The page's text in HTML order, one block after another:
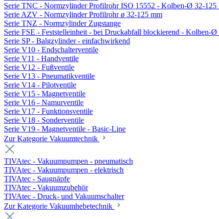
Serie TNC - Normzylinder Profilrohr ISO 15552 - Kolben-Ø 32-125
Serie AZV - Normzylinder Profilrohr ø 32-125 mm
Serie TNZ - Normzylinder Zugstange
Serie FSE - Feststelleinheit - bei Druckabfall blockierend - Kolben-Ø
Serie SP - Balgzylinder - einfachwirkend
Serie V10 - Endschalterventile
Serie V11 - Handventile
Serie V12 - Fußventile
Serie V13 - Pneumatikventile
Serie V14 - Pilotventile
Serie V15 - Magnetventile
Serie V16 - Namurventile
Serie V17 - Funktionsventile
Serie V18 - Sonderventile
Serie V19 - Magnetventile - Basic-Line
Zur Kategorie Vakuumtechnik
TIVAtec - Vakuumpumpen - pneumatisch
TIVAtec - Vakuumpumpen - elektrisch
TIVAtec - Saugnäpfe
TIVAtec - Vakuumzubehör
TIVAtec - Druck- und Vakuumschalter
Zur Kategorie Vakuumhebetechnik